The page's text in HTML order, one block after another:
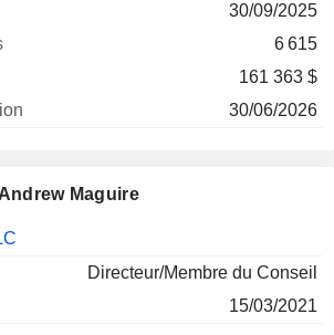
30/09/2025
6 615
161 363 $
30/06/2026
Maguire
Directeur/Membre du Conseil
15/03/2021